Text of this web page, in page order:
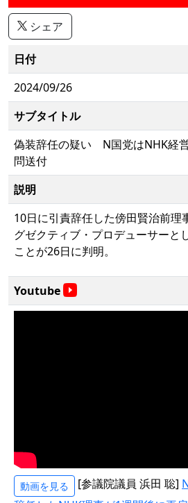
シェア
日付
2024/09/26
サブタイトル
偽装辞任の疑い N国党はNHK経
問送付
説明
10日に引責辞任した傍田賢治前理
グゼクティブ・プロデューサーと
ことが26日に判明。
Youtube
動画を見る [参議院議員 浜田 聡]